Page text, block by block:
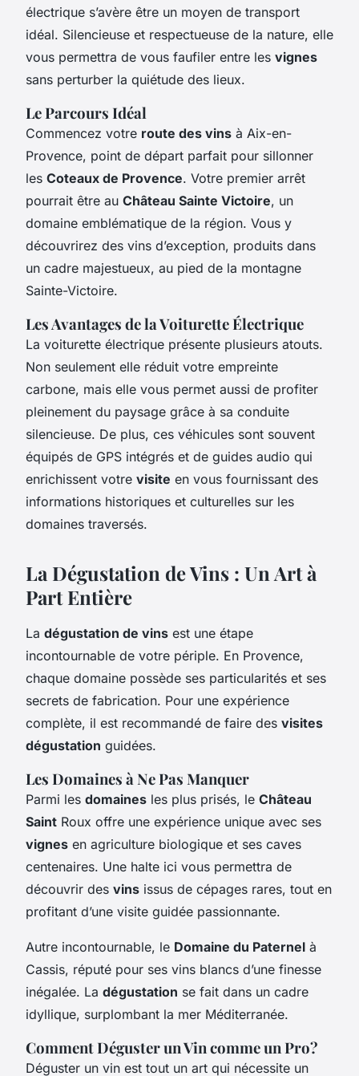
électrique s’avère être un moyen de transport
idéal. Silencieuse et respectueuse de la nature, elle
vous permettra de vous faufiler entre les vignes
sans perturber la quiétude des lieux.
Le Parcours Idéal
Commencez votre route des vins à Aix-en-
Provence, point de départ parfait pour sillonner
les Coteaux de Provence. Votre premier arrêt
pourrait être au Château Sainte Victoire, un
domaine emblématique de la région. Vous y
découvrirez des vins d’exception, produits dans
un cadre majestueux, au pied de la montagne
Sainte-Victoire.
Les Avantages de la Voiturette Électrique
La voiturette électrique présente plusieurs atouts.
Non seulement elle réduit votre empreinte
carbone, mais elle vous permet aussi de profiter
pleinement du paysage grâce à sa conduite
silencieuse. De plus, ces véhicules sont souvent
équipés de GPS intégrés et de guides audio qui
enrichissent votre visite en vous fournissant des
informations historiques et culturelles sur les
domaines traversés.
La Dégustation de Vins : Un Art à
Part Entière
La dégustation de vins est une étape
incontournable de votre périple. En Provence,
chaque domaine possède ses particularités et ses
secrets de fabrication. Pour une expérience
complète, il est recommandé de faire des visites
dégustation guidées.
Les Domaines à Ne Pas Manquer
Parmi les domaines les plus prisés, le Château
Saint Roux offre une expérience unique avec ses
vignes en agriculture biologique et ses caves
centenaires. Une halte ici vous permettra de
découvrir des vins issus de cépages rares, tout en
profitant d’une visite guidée passionnante.
Autre incontournable, le Domaine du Paternel à
Cassis, réputé pour ses vins blancs d’une finesse
inégalée. La dégustation se fait dans un cadre
idyllique, surplombant la mer Méditerranée.
Comment Déguster un Vin comme un Pro?
Déguster un vin est tout un art qui nécessite un